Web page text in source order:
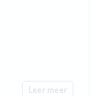
Leer meer